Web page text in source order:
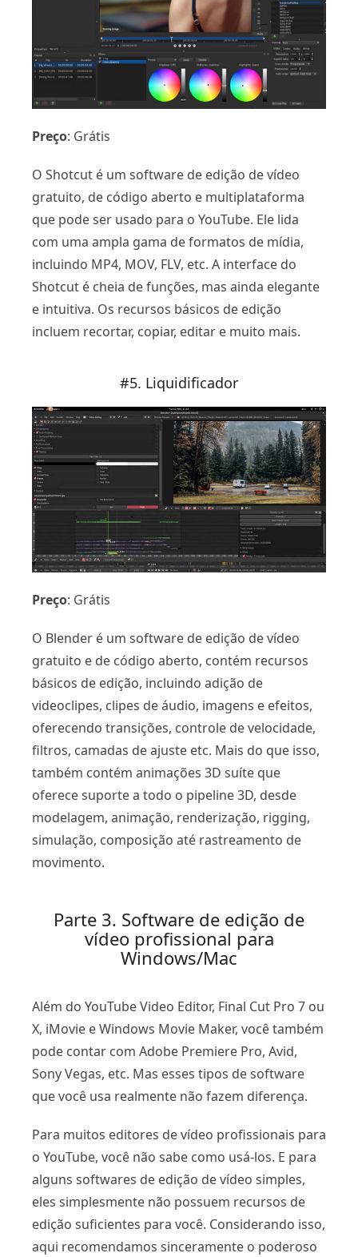
Preço: Grátis
O Shotcut é um software de edição de vídeo
gratuito, de código aberto e multiplataforma
que pode ser usado para o YouTube. Ele lida
com uma ampla gama de formatos de mídia,
incluindo MP4, MOV, FLV, etc. A interface do
Shotcut é cheia de funções, mas ainda elegante
e intuitiva. Os recursos básicos de edição
incluem recortar, copiar, editar e muito mais.
#5. Liquidificador
Preço: Grátis
O Blender é um software de edição de vídeo
gratuito e de código aberto, contém recursos
básicos de edição, incluindo adição de
videoclipes, clipes de áudio, imagens e efeitos,
oferecendo transições, controle de velocidade,
filtros, camadas de ajuste etc. Mais do que isso,
também contém animações 3D suíte que
oferece suporte a todo o pipeline 3D, desde
modelagem, animação, renderização, rigging,
simulação, composição até rastreamento de
movimento.
Parte 3. Software de edição de
vídeo profissional para
Windows/Mac
Além do YouTube Video Editor, Final Cut Pro 7 ou
X, iMovie e Windows Movie Maker, você também
pode contar com Adobe Premiere Pro, Avid,
Sony Vegas, etc. Mas esses tipos de software
que você usa realmente não fazem diferença.
Para muitos editores de vídeo profissionais para
o YouTube, você não sabe como usá-los. E para
alguns softwares de edição de vídeo simples,
eles simplesmente não possuem recursos de
edição suficientes para você. Considerando isso,
aqui recomendamos sinceramente o poderoso